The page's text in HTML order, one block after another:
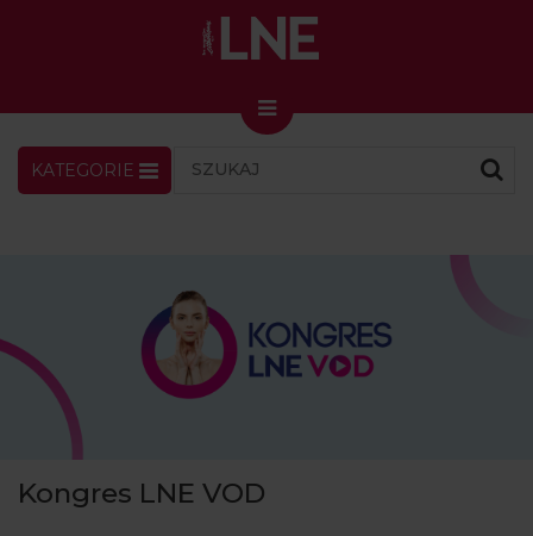
LNENEWS
Skin Master w Warszawie
49. edycja w Krakowie
VIDEO
O NAS
KATEGORIE
Kongres LNE VOD